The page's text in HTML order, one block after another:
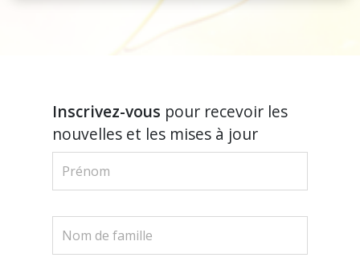
Inscrivez-vous pour recevoir les
nouvelles et les mises à jour